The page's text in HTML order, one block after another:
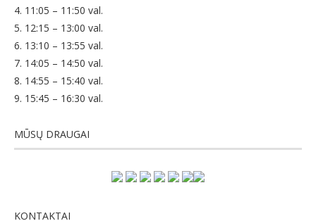
4. 11:05 – 11:50 val.
5. 12:15 – 13:00 val.
6. 13:10 – 13:55 val.
7. 14:05 – 14:50 val.
8. 14:55 – 15:40 val.
9. 15:45 – 16:30 val.
MŪSŲ DRAUGAI
KONTAKTAI